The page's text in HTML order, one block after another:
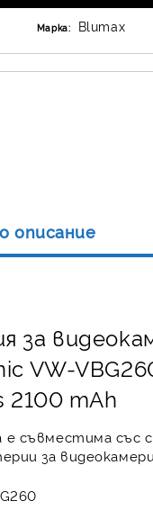
Марка: Blumax
описание
за
VW-
2100 mAh
съвместима със
за